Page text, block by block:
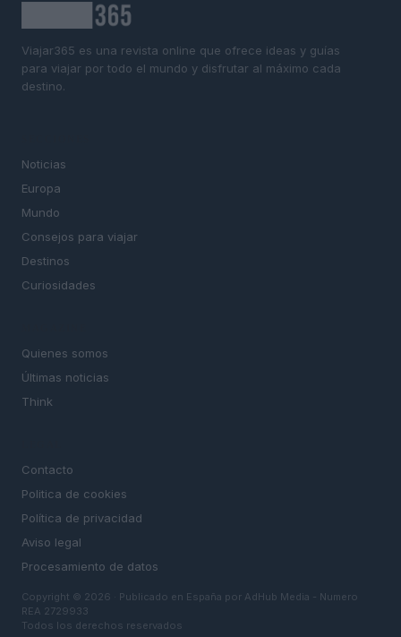
Viajar365 es una revista online que ofrece ideas y guías
para viajar por todo el mundo y disfrutar al máximo cada
destino.
Noticias
Europa
Mundo
Consejos para viajar
Destinos
Curiosidades
Quienes somos
Últimas noticias
Think
Contacto
Politica de cookies
Política de privacidad
Aviso legal
Procesamiento de datos
Copyright © 2026 · Publicado en España por AdHub Media - Numero
REA 2729933
Todos los derechos reservados